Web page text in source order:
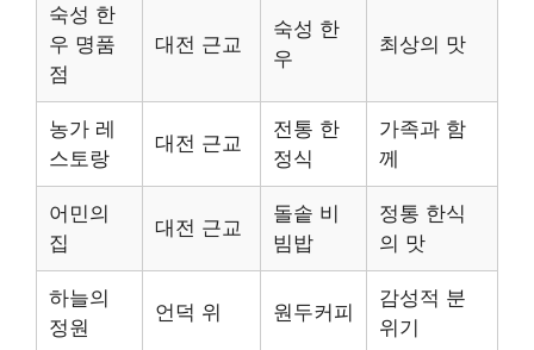
숙성 한
우 명품
점
대전 근교
숙성 한
우
최상의 맛
농가 레
스토랑
대전 근교
전통 한
정식
가족과 함
께
어민의
집
대전 근교
돌솥 비
빔밥
정통 한식
의 맛
하늘의
정원
언덕 위 원두커피
감성적 분
위기